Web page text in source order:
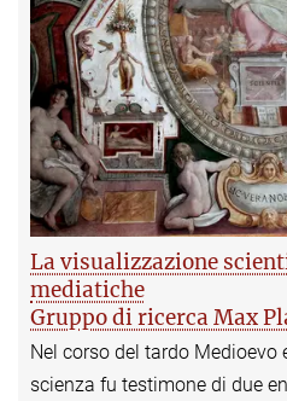
La visualizzazione
mediatiche
Gruppo di ricerca Max
Nel corso del tardo Medioevo
scienza fu testimone di due